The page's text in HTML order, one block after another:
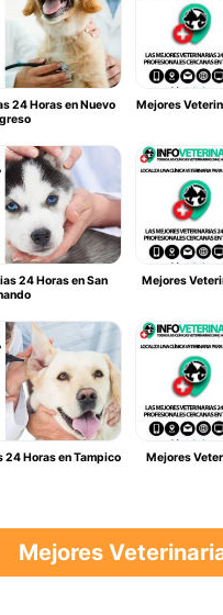
24 Horas en Nuevo
Mejores
24 Horas en San
Mejores
Horas en Tampico
Mejores
Mejores